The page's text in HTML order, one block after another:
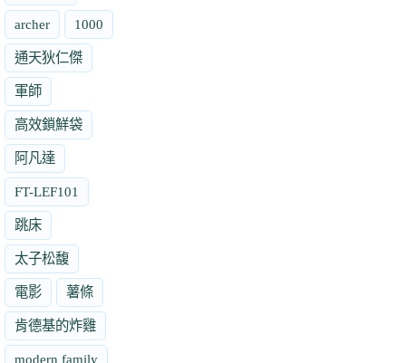
archer 1000
通天狄仁傑
軍師
高效鎖鮮袋
阿凡達
FT-LEF101
跳床
太子松馥
電影 薯條
肯德基的炸雞
modern family